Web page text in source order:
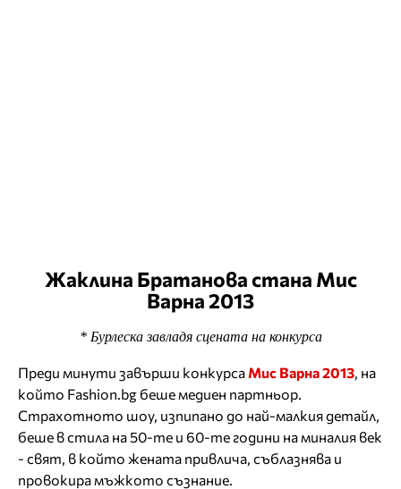
Жаклина Братанова стана Мис
Варна 2013
* Бурлеска завладя сцената на конкурса
Преди минути завърши конкурса Мис Варна 2013 , на
който Fashion.bg беше медиен партньор.
Страхотното шоу, изпипано до най-малкия детайл,
беше в стила на 50-те и 60-те години на миналия век
- свят, в който жената привлича, съблазнява и
провокира мъжкото съзнание.